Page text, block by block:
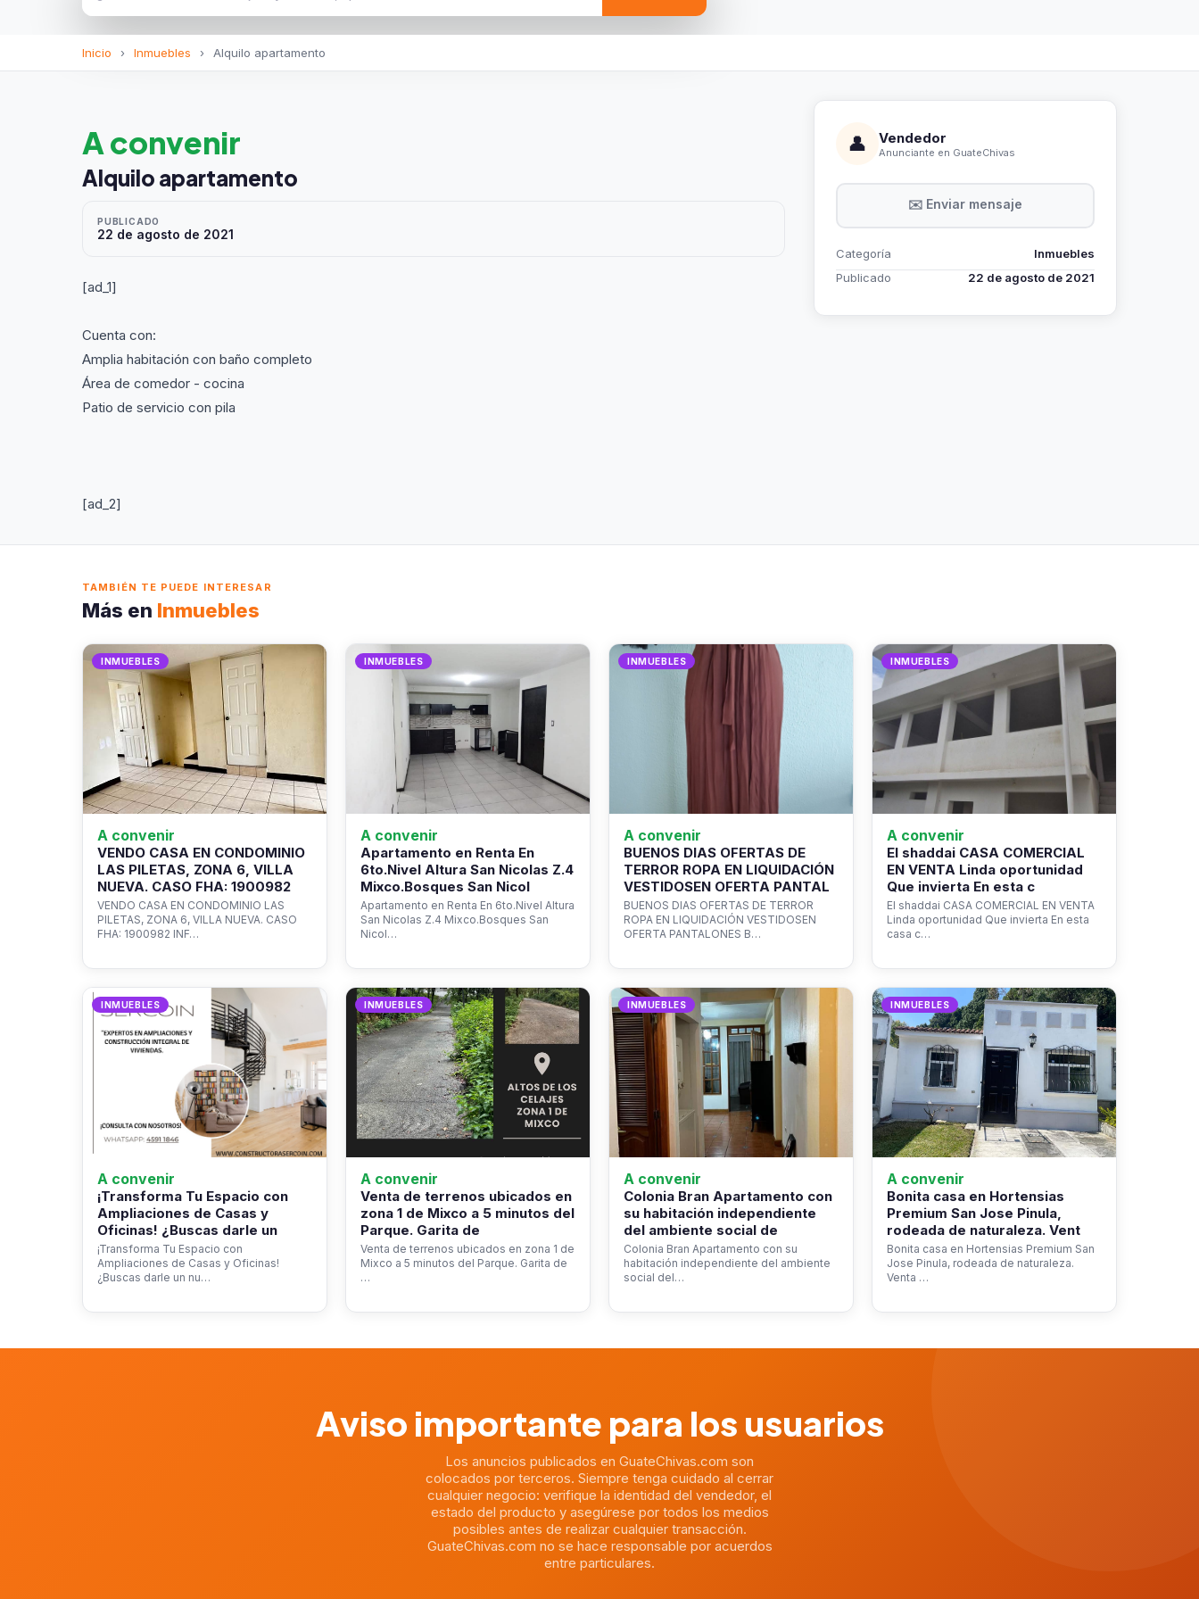
Inicio › Inmuebles › Alquilo apartamento
A convenir
Alquilo apartamento
PUBLICADO
22 de agosto de 2021
[ad_1]
Cuenta con:
Amplia habitación con baño completo
Área de comedor - cocina
Patio de servicio con pila
[ad_2]
👤 Vendedor
Anunciante en GuateChivas
✉️ Enviar mensaje
Categoría
Inmuebles
Publicado
22 de agosto de 2021
TAMBIÉN TE PUEDE INTERESAR
Más en Inmuebles
INMUEBLES
A convenir
VENDO CASA EN CONDOMINIO
LAS PILETAS, ZONA 6, VILLA
NUEVA. CASO FHA: 1900982
VENDO CASA EN CONDOMINIO LAS
PILETAS, ZONA 6, VILLA NUEVA. CASO
FHA: 1900982 INF…
INMUEBLES
A convenir
Apartamento en Renta En
6to.Nivel Altura San Nicolas Z.4
Mixco.Bosques San Nicol
Apartamento en Renta En 6to.Nivel Altura
San Nicolas Z.4 Mixco.Bosques San
Nicol…
INMUEBLES
A convenir
BUENOS DIAS OFERTAS DE
TERROR ROPA EN LIQUIDACIÓN
VESTIDOSEN OFERTA PANTAL
BUENOS DIAS OFERTAS DE TERROR
ROPA EN LIQUIDACIÓN VESTIDOSEN
OFERTA PANTALONES B…
INMUEBLES
A convenir
El shaddai CASA COMERCIAL
EN VENTA Linda oportunidad
Que invierta En esta c
El shaddai CASA COMERCIAL EN VENTA
Linda oportunidad Que invierta En esta
casa c…
INMUEBLES
A convenir
¡Transforma Tu Espacio con
Ampliaciones de Casas y
Oficinas! ¿Buscas darle un
¡Transforma Tu Espacio con
Ampliaciones de Casas y Oficinas!
¿Buscas darle un nu…
INMUEBLES
A convenir
Venta de terrenos ubicados en
zona 1 de Mixco a 5 minutos del
Parque. Garita de
Venta de terrenos ubicados en zona 1 de
Mixco a 5 minutos del Parque. Garita de
…
INMUEBLES
A convenir
Colonia Bran Apartamento con
su habitación independiente
del ambiente social de
Colonia Bran Apartamento con su
habitación independiente del ambiente
social del…
INMUEBLES
A convenir
Bonita casa en Hortensias
Premium San Jose Pinula,
rodeada de naturaleza. Vent
Bonita casa en Hortensias Premium San
Jose Pinula, rodeada de naturaleza.
Venta …
Aviso importante para los usuarios
Los anuncios publicados en GuateChivas.com son
colocados por terceros. Siempre tenga cuidado al cerrar
cualquier negocio: verifique la identidad del vendedor, el
estado del producto y asegúrese por todos los medios
posibles antes de realizar cualquier transacción.
GuateChivas.com no se hace responsable por acuerdos
entre particulares.